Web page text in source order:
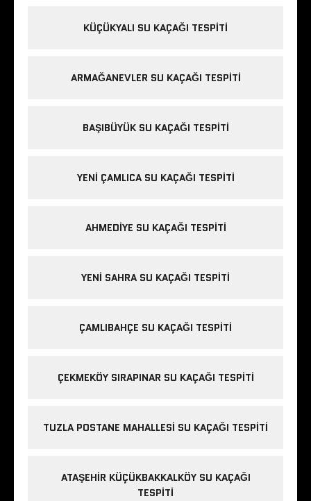
KÜÇÜKYALI SU KAÇAĞI TESPITI
ARMAĞANEVLER SU KAÇAĞI TESPITI
BAŞIBÜYÜK SU KAÇAĞI TESPITI
YENI ÇAMLICA SU KAÇAĞI TESPITI
AHMEDIYE SU KAÇAĞI TESPITI
YENI SAHRA SU KAÇAĞI TESPITI
ÇAMLIBAHÇE SU KAÇAĞI TESPITI
ÇEKMEKÖY SIRAPINAR SU KAÇAĞI TESPITI
TUZLA POSTANE MAHALLESI SU KAÇAĞI TESPITI
ATAŞEHIR KÜÇÜKBAKKALKÖY SU KAÇAĞI
TESPITI